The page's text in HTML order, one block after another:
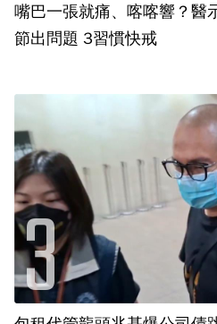
嘴巴一張就痛、喀喀響？醫
節出問題 3習慣快戒